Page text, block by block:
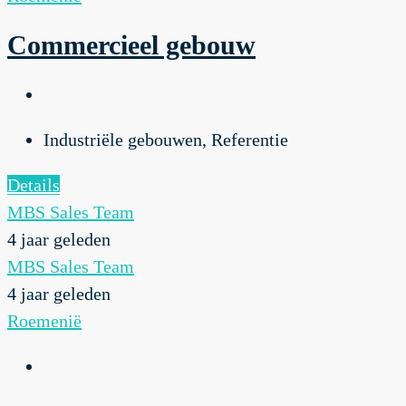
Commercieel gebouw
Industriële gebouwen, Referentie
Details
MBS Sales Team
4 jaar geleden
MBS Sales Team
4 jaar geleden
Roemenië